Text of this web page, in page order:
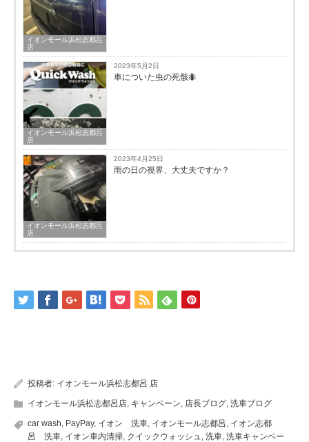
イオンモール浜松志都呂
店
イオンモール浜松志都呂
店
2023年5月2日
車についた虫の死骸🐜
イオンモール浜松志都呂
店
2023年4月25日
雨の日の視界、大丈夫ですか？
投稿者: イオンモール浜松志都呂 店
イオンモール浜松志都呂店, キャンペーン, 店長ブログ, 洗車ブログ
car wash, PayPay, イオン 洗車, イオンモール志都呂, イオン志都
呂 洗車, イオン車内清掃, クイックウォッシュ, 洗車, 洗車キャンペー